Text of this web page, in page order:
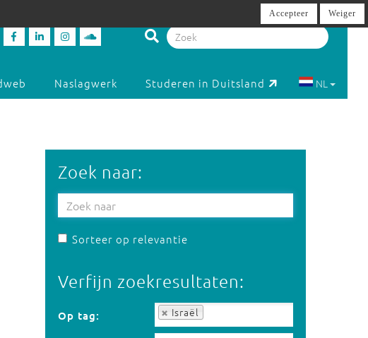
Naslagwerk Studeren in Duitsland NL
Zoek naar:
Sorteer op relevantie
Verfijn zoekresultaten:
Op tag: Israël
Op tag:
Accepteer Weiger